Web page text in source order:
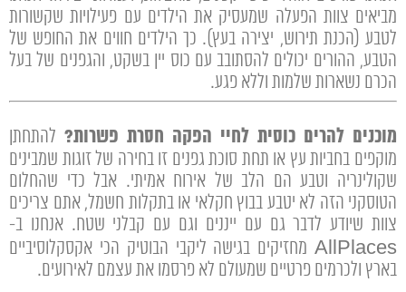
מביאים צוות הפעלה שמעסיק את הילדים עם פעילויות שקשורות
לטבע (הכנת תירוש, יצירה בעץ). כך הילדים חווים את החופש של
הטבע, ההורים יכולים להסתובב עם כוס יין בשקט, והגפנים של בעל
הכרם נשארות שלמות וללא פגע.
מוכנים להרים כוסית לחיי הפקה חסרת פשרות? להתחתן
מוקפים בחביות עץ או תחת סוכת גפנים זו בחירה של זוגות שמבינים
שקולינריה וטבע הם הלב של אירוח אמיתי. אבל כדי שהחלום
הטוסקני הזה לא יטבע בבוץ חקלאי או בתקלות חשמל, אתם צריכים
צוות שיודע לדבר גם עם ייננים וגם עם קבלני שטח. אנחנו ב-
AllPlaces מחזיקים בגישה ליקבי הבוטיק הכי אקסקלוסיביים
בארץ ולכרמים פרטיים שמעולם לא פרסמו את עצמם לאירועים.